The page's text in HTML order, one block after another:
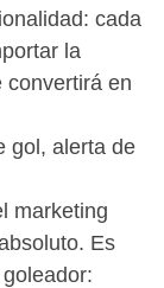
cada
la
convertirá en
gol, alerta de
marketing
Es